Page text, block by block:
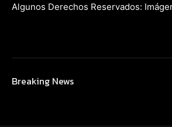
Algunos Derechos Reservados:
Breaking News